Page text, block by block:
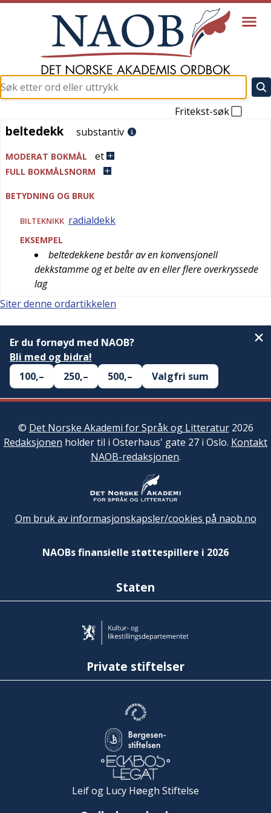
Fritekst-søk
beltedekk
beltedekk substantiv
MODERAT BOKMÅL et
FULL BOKMÅLSNORM
BETYDNING OG BRUK
BILTEKNIKK radialdekk
EKSEMPEL
beltedekkene består av en konvensjonell
dekkstamme og et belte av en eller flere overkryssede
lag
Siter denne ordartikkelen
Er du fornøyd med NAOB?
Bli med og bidra!
100,–
250,– 500,– Valgfri sum
© Det Norske Akademi for Språk og Litteratur2026
Redaksjonen holder til i Osterhaus' gate 27 i Oslo. Kontakt
NAOB-redaksjonen.
Om bruk av informasjonskapsler/cookies på naob.no
NAOBs finansielle støttespillere i 2026
Staten
Private stiftelser
Leif og Lucy Høegh Stiftelse